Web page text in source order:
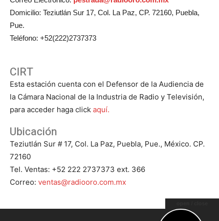
Domicilio: Teziutlán Sur 17, Col. La Paz, CP. 72160, Puebla,
Pue.
Teléfono: +52(222)2737373
CIRT
Esta estación cuenta con el Defensor de la Audiencia de
la Cámara Nacional de la Industria de Radio y Televisión,
para acceder haga click aquí.
Ubicación
Teziutlán Sur # 17, Col. La Paz, Puebla, Pue., México. CP.
72160
Tel. Ventas: +52 222 2737373 ext. 366
Correo: ventas@radiooro.com.mx